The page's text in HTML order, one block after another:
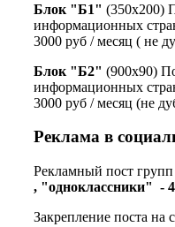
Блок "Б1" (350х200)
информационных
3000 руб / месяц ( не
Блок "Б2" (900х90)
информационных
3000 руб / месяц (не
Реклама в
Рекламный пост групп
, "одноклассники" -
Закрепление поста на